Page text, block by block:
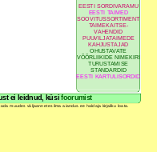
EESTI SORDIVARAMU
EESTI TAIMED
SOOVITUSSORTIMENT
TAIMEKAITSE-
VAHENDID
PUUVILJATAIMEDE
KAHJUSTAJAD
OHUSTAVATE
VÕÕRLIIKIDE NIMEKIRI
TURUSTAMISE
STANDARDID
EESTI KARTULISORDID
ei leidnud, küsi foorumist
muudes väljaannetes ilma aiandus.ee haldaja kirjaliku loata.